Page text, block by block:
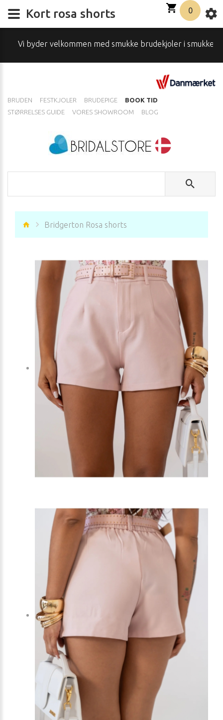
byder velkommen med smukke brudekjoler i smukke
BRUDEN FESTKJOLER BRUDEPIGE
BOOK TID
STØRRELSES GUIDE
VORES SHOWROOM BLOG
0
Bridgerton Rosa shorts
Kort rosa shorts